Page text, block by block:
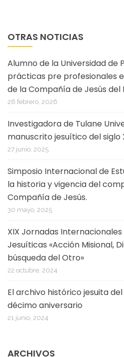
OTRAS NOTICIAS
Alumno de la Universidad de
prácticas pre profesionales
de la Compañía de Jesús del
26 febrero, 2026
Investigadora de Tulane
manuscrito jesuítico del siglo
27 junio, 2025
Simposio Internacional de
la historia y vigencia del
Compañía de Jesús.
30 mayo, 2025
XIX Jornadas
Jesuíticas «Acción Misional,
búsqueda del Otro»
22 octubre, 2024
El archivo histórico jesuita
décimo aniversario
21 junio, 2024
ARCHIVOS